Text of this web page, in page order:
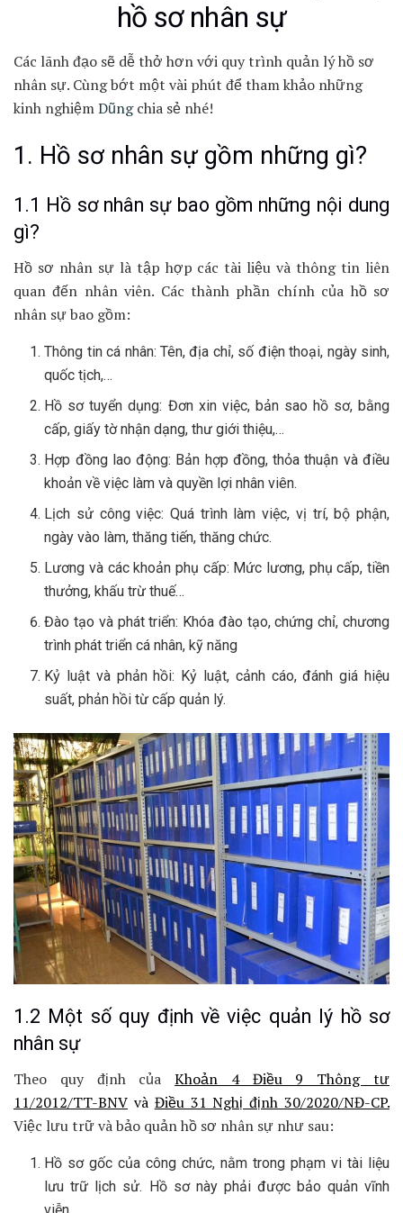
hồ sơ nhân sự
Các lãnh đạo sẽ dễ thở hơn với quy trình quản lý hồ sơ
nhân sự. Cùng bớt một vài phút để tham khảo những
kinh nghiệmDũngchia sẻ nhé!
1. Hồ sơ nhân sự gồm những gì?
1.1 Hồ sơ nhân sự bao gồm những nội dung
gì?
Hồ sơ nhân sự là tập hợp các tài liệu và thông tin liên
quan đến nhân viên. Các thành phần chính của hồ sơ
nhân sự bao gồm:
Thông tin cá nhân: Tên, địa chỉ, số điện thoại, ngày sinh,
quốc tịch,…
Hồ sơ tuyển dụng: Đơn xin việc, bản sao hồ sơ, bằng
cấp, giấy tờ nhận dạng, thư giới thiệu,…
Hợp đồng lao động: Bản hợp đồng, thỏa thuận và điều
khoản về việc làm và quyền lợi nhân viên.
Lịch sử công việc: Quá trình làm việc, vị trí, bộ phận,
ngày vào làm, thăng tiến, thăng chức.
Lương và các khoản phụ cấp: Mức lương, phụ cấp, tiền
thưởng, khấu trừ thuế…
Đào tạo và phát triển: Khóa đào tạo, chứng chỉ, chương
trình phát triển cá nhân, kỹ năng
Kỷ luật và phản hồi: Kỷ luật, cảnh cáo, đánh giá hiệu
suất, phản hồi từ cấp quản lý.
1.2 Một số quy định về việc quản lý hồ sơ
nhân sự
Theo quy định củaKhoản 4 Điều 9 Thông tư
11/2012/TT-BNV và Điều 31 Nghị định 30/2020/NĐ-CP.
Việc lưu trữ và bảo quản hồ sơ nhân sự như sau:
Hồ sơ gốc của công chức, nằm trong phạm vi tài liệu
lưu trữ lịch sử. Hồ sơ này phải được bảo quản vĩnh